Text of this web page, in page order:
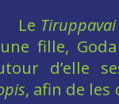
Le Tiruppavai
fille,
d’elle
, afin de les